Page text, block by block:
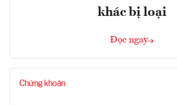
khác bị loại
Đọc ngay
Chứng khoán